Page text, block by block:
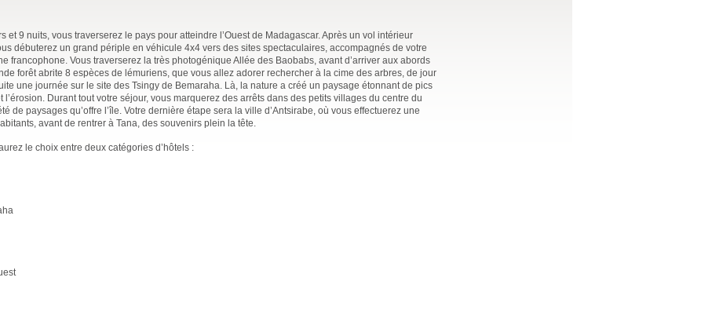
et 9 nuits, vous traverserez le pays pour atteindre l’Ouest de Madagascar. Après un vol intérieur
débuterez un grand périple en véhicule 4x4 vers des sites spectaculaires, accompagnés de votre
francophone. Vous traverserez la très photogénique Allée des Baobabs, avant d’arriver aux abords
forêt abrite 8 espèces de lémuriens, que vous allez adorer rechercher à la cime des arbres, de jour
une journée sur le site des Tsingy de Bemaraha. Là, la nature a créé un paysage étonnant de pics
l’érosion. Durant tout votre séjour, vous marquerez des arrêts dans des petits villages du centre du
de paysages qu’offre l’île. Votre dernière étape sera la ville d’Antsirabe, où vous effectuerez une
avant de rentrer à Tana, des souvenirs plein la tête.
le choix entre deux catégories d’hôtels :